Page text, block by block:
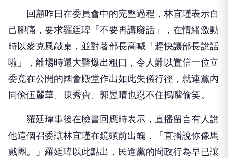
回顧昨日在委員會中的完整過程，林宜瑾表示自
己腳痛，要求羅廷瑋「不要再講廢話」，在情緒激動
時以麥克風敲桌，並對著部長高喊「趕快讓部長說話
啦」，離場時還大聲爆出粗口，令人難以置信一位立
委竟在公開的國會殿堂作出如此失儀行徑，就連黨內
同僚伍麗華、陳秀寶、郭昱晴也忍不住摀嘴偷笑。
羅廷瑋事後在臉書回應時表示，直播留言有人說
他這個召委讓林宜瑾在鏡頭前出醜，「直播說你像馬
戲團。」羅廷瑋以此點出，民進黨的問政行為早已讓